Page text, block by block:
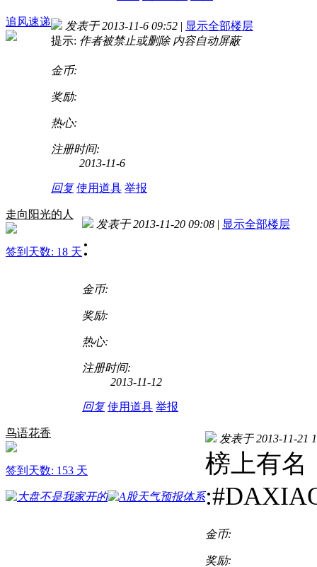
追风速递 发表于 2013-11-6 09:52 | 显示全部楼层
提示: 作者被禁止或删除 内容自动屏蔽
金币:
奖励:
热心:
注册时间:
2013-11-6
回复 使用道具 举报
走向阳光的人
签到天数: 18 天
发表于 2013-11-20 09:08 | 显示全部楼层
:
金币:
奖励:
热心:
注册时间:
2013-11-12
回复 使用道具 举报
鸟语花香
签到天数: 153 天
发表于 2013-11-21
榜上有
金币:
奖励: